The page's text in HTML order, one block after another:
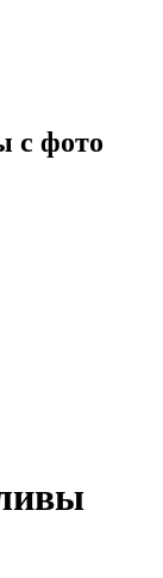
с фото